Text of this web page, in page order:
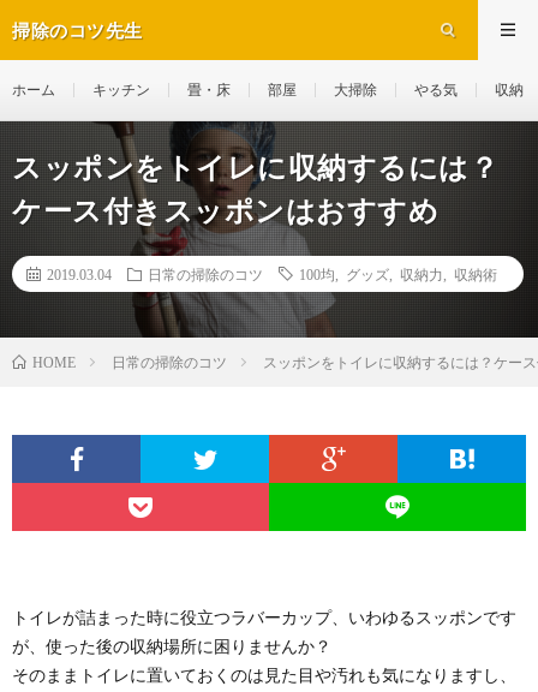
掃除のコツ先生
ホーム キッチン 畳・床 部屋 大掃除 やる気 収納
スッポンをトイレに収納するには？
ケース付きスッポンはおすすめ
2019.03.04 日常の掃除のコツ 100均 グッズ 収納力 収納術
HOME 日常の掃除のコツ スッポンをトイレに収納するには？ケー
トイレが詰まった時に役立つラバーカップ、いわゆるスッポンです
が、使った後の収納場所に困りませんか？
そのままトイレに置いておくのは見た目や汚れも気になりますし、